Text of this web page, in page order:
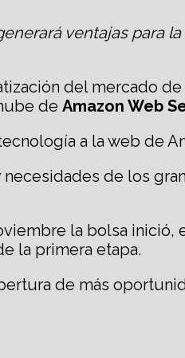
ventajas para
del mercado de
de Amazon Web
a la web de
de los
la bolsa inició,
la primera etapa.
de más